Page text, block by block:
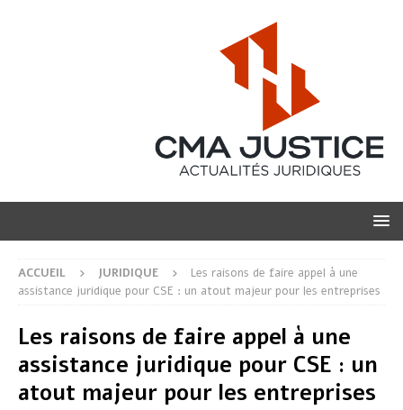
ACCUEIL JURIDIQUE
Les raisons de faire appel à une
assistance juridique pour CSE : un atout majeur pour les entreprises
Les raisons de faire appel à une
assistance juridique pour CSE : un
atout majeur pour les entreprises